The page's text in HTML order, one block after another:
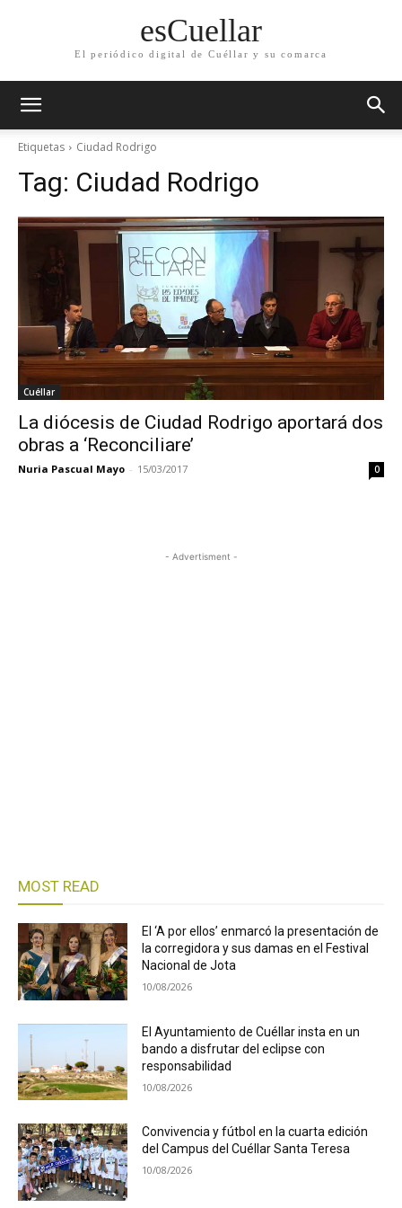
esCuellar
El periódico digital de Cuéllar y su comarca
Etiquetas Ciudad Rodrigo
Tag: Ciudad Rodrigo
Cuéllar
La diócesis de Ciudad Rodrigo aportará dos
obras a ‘Reconciliare’
Nuria Pascual Mayo - 15/03/2017 0
- Advertisment -
MOST READ
El ‘A por ellos’ enmarcó la presentación de
la corregidora y sus damas en el Festival
Nacional de Jota
10/08/2026
El Ayuntamiento de Cuéllar insta en un
bando a disfrutar del eclipse con
responsabilidad
10/08/2026
Convivencia y fútbol en la cuarta edición
del Campus del Cuéllar Santa Teresa
10/08/2026